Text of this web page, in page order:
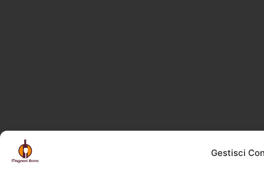
Gestisci